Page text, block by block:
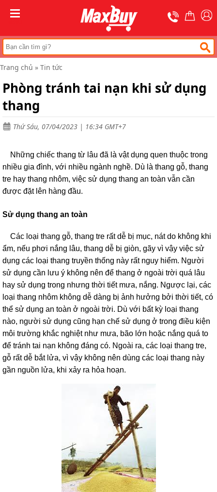
Trang
chủ
Thang
chữ
A
nhôm
rút
Thang
nhôm
cách
điện
Thang
nhôm
ghế
Thang
nhôm
rút
Thang
nhôm
gấp
4
Thang
nhôm
bàn
Thang
trượt
Thương
hiệu
Trang chủ » Tin tức
Phòng tránh tai nạn khi sử dụng
thang
Thứ Sáu, 07/04/2023 | 16:34 GMT+7
Những chiếc thang từ lâu đã là vật dụng quen thuộc trong
nhiều gia đình, với nhiều ngành nghề. Dù là thang gỗ, thang
tre hay thang nhôm, việc sử dụng thang an toàn vẫn cần
được đặt lên hàng đầu.
Sử dụng thang an toàn
Các loại thang gỗ, thang tre rất dễ bị mục, nát do không khi
ẩm, nếu phơi nắng lâu, thang dễ bị giòn, gãy vì vậy việc sử
dụng các loại thang truyền thống này rất nguy hiểm. Người
sử dụng cần lưu ý không nên để thang ở ngoài trời quá lâu
hay sử dụng trong nhưng thời tiết mưa, nắng. Ngược lại, các
loại thang nhôm không dễ dàng bị ảnh hưởng bởi thời tiết, có
thể sử dụng an toàn ở ngoài trời. Dù với bất kỳ loại thang
nào, người sử dụng cũng hạn chế sử dụng ở trong điều kiện
môi trường khắc nghiệt như mưa, bão lớn hoặc nắng quá to
để tránh tai nạn không đáng có. Ngoài ra, các loại thang tre,
gỗ rất dễ bắt lửa, vì vậy không nên dùng các loại thang này
gần nguồn lửa, khi xảy ra hỏa hoạn.